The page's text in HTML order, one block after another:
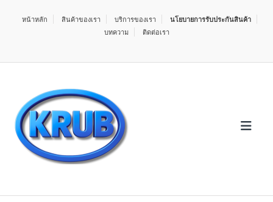
หน้าหลัก สินค้าของเรา บริการของเรา
นโยบายการรับประกันสินค้า
บทความ
ติดต่อเรา